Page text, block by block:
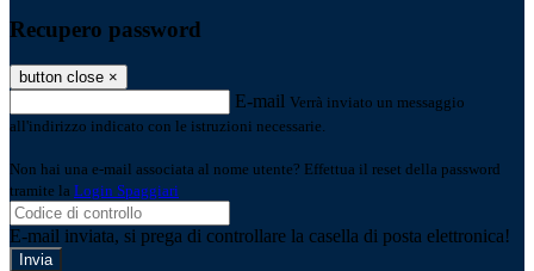
Recupero password
button close ×
E-mail Verrà inviato un messaggio
all'indirizzo indicato con le istruzioni necessarie.
Non hai una e-mail associata al nome utente? Effettua il reset della password
tramite la Login Spaggiari
E-mail inviata, si prega di controllare la casella di posta elettronica!